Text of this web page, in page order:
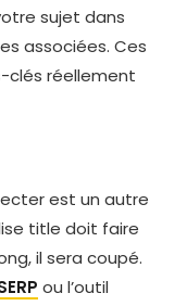
sujet dans
associées. Ces
clés réellement
est un autre
title doit faire
il sera coupé.
ou l’outil